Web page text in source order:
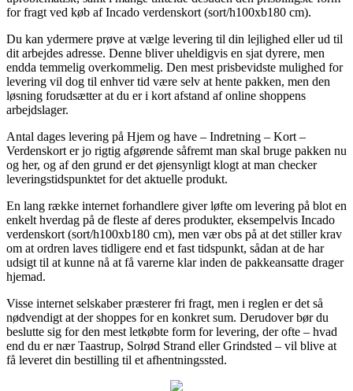
for fragt ved køb af Incado verdenskort (sort/h100xb180 cm).
Du kan ydermere prøve at vælge levering til din lejlighed eller ud til
dit arbejdes adresse. Denne bliver uheldigvis en sjat dyrere, men
endda temmelig overkommelig. Den mest prisbevidste mulighed for
levering vil dog til enhver tid være selv at hente pakken, men den
løsning forudsætter at du er i kort afstand af online shoppens
arbejdslager.
Antal dages levering på Hjem og have – Indretning – Kort –
Verdenskort er jo rigtig afgørende såfremt man skal bruge pakken nu
og her, og af den grund er det øjensynligt klogt at man checker
leveringstidspunktet for det aktuelle produkt.
En lang række internet forhandlere giver løfte om levering på blot en
enkelt hverdag på de fleste af deres produkter, eksempelvis Incado
verdenskort (sort/h100xb180 cm), men vær obs på at det stiller krav
om at ordren laves tidligere end et fast tidspunkt, sådan at de har
udsigt til at kunne nå at få varerne klar inden de pakkeansatte drager
hjemad.
Visse internet selskaber præsterer fri fragt, men i reglen er det så
nødvendigt at der shoppes for en konkret sum. Derudover bør du
beslutte sig for den mest letkøbte form for levering, der ofte – hvad
end du er nær Taastrup, Solrød Strand eller Grindsted – vil blive at
få leveret din bestilling til et afhentningssted.